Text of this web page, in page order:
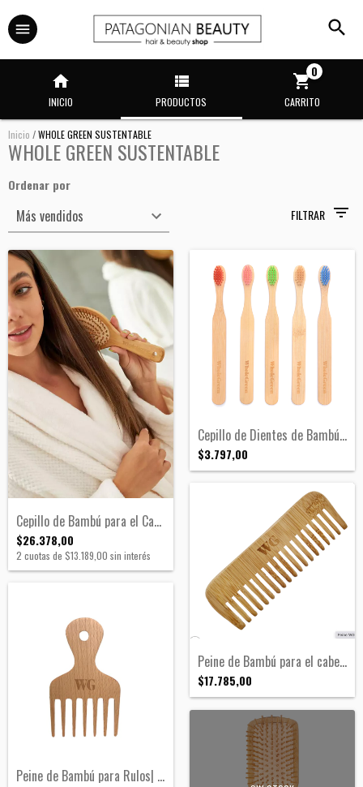
INICIO PRODUCTOS CARRITO
0
Inicio /WHOLE GREEN SUSTENTABLE
WHOLE GREEN SUSTENTABLE
Ordenar por
FILTRAR
Cepillo de Bambú para el Cabello grande|...
$26.378,00
2 cuotas de $13.189,00 sin interés
Cepillo de Dientes de Bambú KIDS| Texas
$3.797,00
Peine de Bambú para Rulos| Georgia
Peine de Bambú para el cabello| Alaska
$17.785,00